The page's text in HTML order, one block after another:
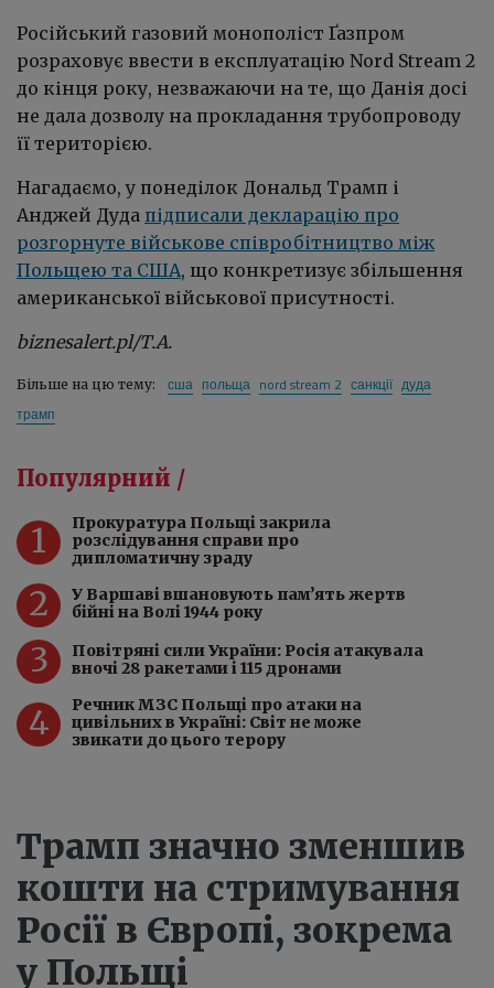
Російський газовий монополіст Ґазпром
розраховує ввести в експлуатацію Nord Stream 2
до кінця року, незважаючи на те, що Данія досі
не дала дозволу на прокладання трубопроводу
її територією.
Нагадаємо, у понеділок Дональд Трамп і
Анджей Дуда підписали декларацію про
розгорнуте військове співробітництво між
Польщею та США, що конкретизує збільшення
американської військової присутності.
biznesalert.pl/Т.А.
Більше на цю тему: сша польща nord stream 2 санкції дуда
трамп
Популярний /
1
Прокуратура Польщі закрила
розслідування справи про
дипломатичну зраду
2
У Варшаві вшановують пам’ять жертв
бійні на Волі 1944 року
3
Повітряні сили України: Росія атакувала
вночі 28 ракетами і 115 дронами
4
Речник МЗС Польщі про атаки на
цивільних в Україні: Світ не може
звикати до цього терору
Трамп значно зменшив
кошти на стримування
Росії в Європі, зокрема
у Польщі